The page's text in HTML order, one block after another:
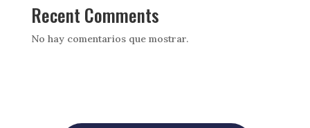
Recent Comments
No hay comentarios que mostrar.